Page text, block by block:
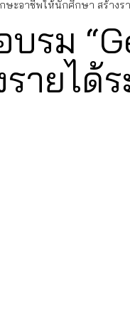
ษะอาชีพให้นักศึกษา สร้างร
รม
ายได้ร